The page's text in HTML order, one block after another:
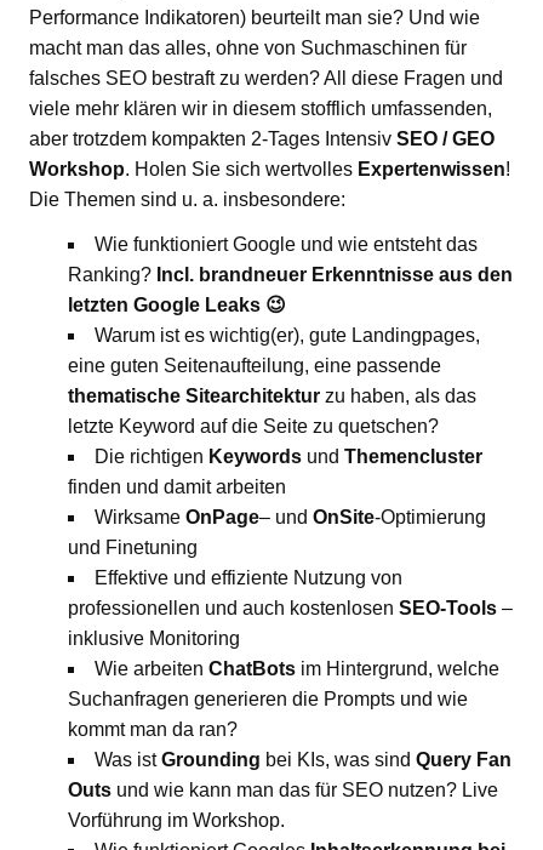
Performance Indikatoren) beurteilt man sie? Und wie
macht man das alles, ohne von Suchmaschinen für
falsches SEO bestraft zu werden? All diese Fragen und
viele mehr klären wir in diesem stofflich umfassenden,
aber trotzdem kompakten 2-Tages Intensiv SEO / GEO
Workshop. Holen Sie sich wertvolles Expertenwissen!
Die Themen sind u. a. insbesondere:
Wie funktioniert Google und wie entsteht das
Ranking? Incl. brandneuer Erkenntnisse aus den
letzten Google Leaks 😉
Warum ist es wichtig(er), gute Landingpages,
eine guten Seitenaufteilung, eine passende
thematische Sitearchitektur zu haben, als das
letzte Keyword auf die Seite zu quetschen?
Die richtigen Keywords und Themencluster
finden und damit arbeiten
Wirksame OnPage– und OnSite-Optimierung
und Finetuning
Effektive und effiziente Nutzung von
professionellen und auch kostenlosen SEO-Tools –
inklusive Monitoring
Wie arbeiten ChatBots im Hintergrund, welche
Suchanfragen generieren die Prompts und wie
kommt man da ran?
Was istGrounding bei KIs, was sind Query Fan
Outs und wie kann man das für SEO nutzen? Live
Vorführung im Workshop.